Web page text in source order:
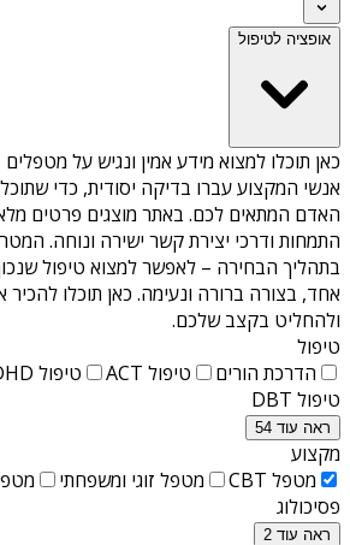
אופציה לטיפול
כאן תוכלו למצוא מידע אמין ונגיש על מטפלים CBT בנווה ימין
אנשי המקצוע עברו בדיקה יסודית, כדי
האדם המתאים לכם. באתר מוצגים פרטים
התמחות ודרכי יצירת קשר ישירה ונוחה.
בתהליך הבחירה – לאפשר למצוא טיפול
אחד, בצורה ברורה ונעימה. כאן תוכלו להכיר
ולהחליט בקצב שלכם.
טיפול
הדרכת הורים
טיפול ACT טיפול ADHD
טיפול DBT
ראה עוד 54
מקצוע
מטפל CBT
מטפל זוגי ומשפחתי
פסיכולוג
ראה עוד 2